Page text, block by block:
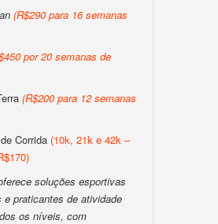
(R$290 para 16 semanas
por 20 semanas de
(R$200 para 12 semanas
Corrida (10k, 21k e 42k –
soluções esportivas
e praticantes de atividade
os níveis, com